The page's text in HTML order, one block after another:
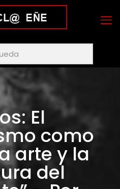
El
como
arte y la
del